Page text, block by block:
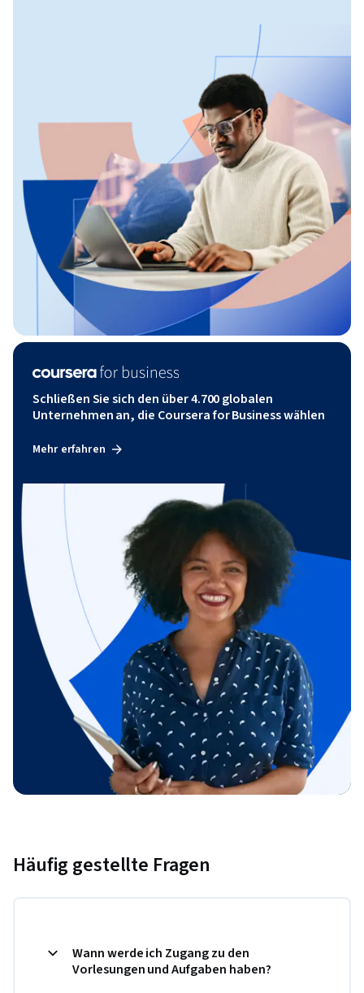
Schließen Sie sich den über 4.700 globalen
Unternehmen an, die Coursera for Business wählen
Mehr erfahren
Häufig gestellte Fragen
Wann werde ich Zugang zu den
Vorlesungen und Aufgaben haben?